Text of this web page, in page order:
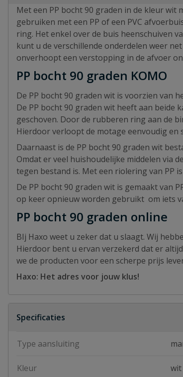
Met een PP bocht 90 graden in de kleur
gebruiken met een PP of een PVC
ring. Het enkel over de buis heenschuiven
kunt u de verschillende onderdelen weer
onverhoopt een verstopping in de afvoer
PP bocht 90 graden KOMO
De PP bocht 90 graden wit is voorzien van
De PP bocht 90 graden wit heeft aan beide
geschoven. Door de rubberen ring aan de
Hierdoor verloopt de motage eenvoudig en
Daarnaast is de PP bocht 90 graden wit
Omdat er veel huishoudelijke middelen via
tegen bestand is. Met een riolering van PP
De PP bocht 90 graden wit is gemaakt van
op keer opnieuw worden gebruikt om iets
PP bocht 90 graden online
BIj Haxo weet u zeker dat u slaagt. Wij
Hierdoor bent u ervan verzekerd dat er
we de producten voor een scherpe prijs
Haxo: Het adres voor jouw klus!
Specificaties
Type aansluiting
Kleur wit